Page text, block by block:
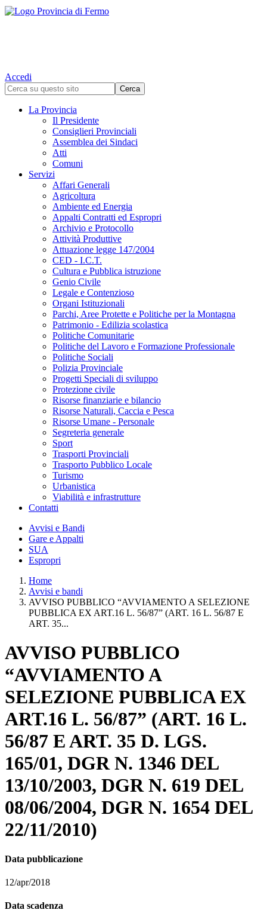
Accedi
La Provincia
Il Presidente
Consiglieri Provinciali
Assemblea dei Sindaci
Atti
Comuni
Servizi
Affari Generali
Agricoltura
Ambiente ed Energia
Appalti Contratti ed Espropri
Archivio e Protocollo
Attività Produttive
Attuazione legge 147/2004
CED - I.C.T.
Cultura e Pubblica istruzione
Genio Civile
Legale e Contenzioso
Organi Istituzionali
Parchi, Aree Protette e Politiche per la Montagna
Patrimonio - Edilizia scolastica
Politiche Comunitarie
Politiche del Lavoro e Formazione Professionale
Politiche Sociali
Polizia Provinciale
Progetti Speciali di sviluppo
Protezione civile
Risorse finanziarie e bilancio
Risorse Naturali, Caccia e Pesca
Risorse Umane - Personale
Segreteria generale
Sport
Trasporti Provinciali
Trasporto Pubblico Locale
Turismo
Urbanistica
Viabilità e infrastrutture
Contatti
Avvisi e Bandi
Gare e Appalti
SUA
Espropri
Home
Avvisi e bandi
AVVISO PUBBLICO “AVVIAMENTO A SELEZIONE
PUBBLICA EX ART.16 L. 56/87” (ART. 16 L. 56/87 E
ART. 35...
AVVISO PUBBLICO
“AVVIAMENTO A
SELEZIONE PUBBLICA EX
ART.16 L. 56/87” (ART. 16 L.
56/87 E ART. 35 D. LGS.
165/01, DGR N. 1346 DEL
13/10/2003, DGR N. 619 DEL
08/06/2004, DGR N. 1654 DEL
22/11/2010)
Data pubblicazione
12/apr/2018
Data scadenza